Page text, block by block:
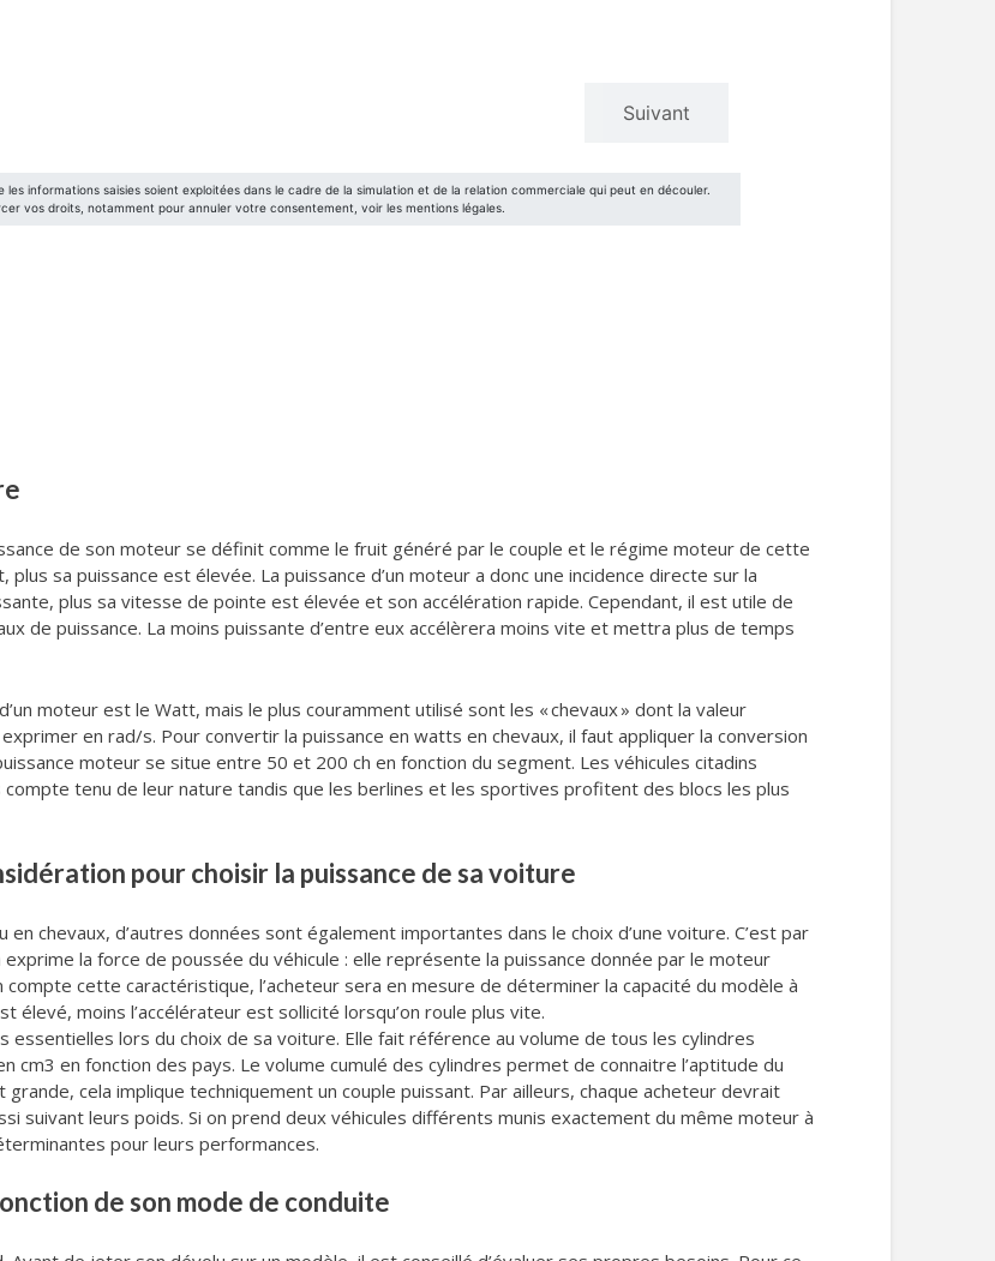
de son moteur se définit comme le fruit généré par le couple et le régime moteur de cette
sa puissance est élevée. La puissance d’un moteur a donc une incidence directe sur la
plus sa vitesse de pointe est élevée et son accélération rapide. Cependant, il est utile de
de puissance. La moins puissante d’entre eux accélèrera moins vite et mettra plus de temps
moteur est le Watt, mais le plus couramment utilisé sont les « chevaux » dont la valeur
en rad/s. Pour convertir la puissance en watts en chevaux, il faut appliquer la conversion
moteur se situe entre 50 et 200 ch en fonction du segment. Les véhicules citadins
tenu de leur nature tandis que les berlines et les sportives profitent des blocs les plus
pour choisir la puissance de sa voiture
chevaux, d’autres données sont également importantes dans le choix d’une voiture. C’est par
la force de poussée du véhicule : elle représente la puissance donnée par le moteur
compte cette caractéristique, l’acheteur sera en mesure de déterminer la capacité du modèle à
moins l’accélérateur est sollicité lorsqu’on roule plus vite.
lors du choix de sa voiture. Elle fait référence au volume de tous les cylindres
en fonction des pays. Le volume cumulé des cylindres permet de connaitre l’aptitude du
cela implique techniquement un couple puissant. Par ailleurs, chaque acheteur devrait
suivant leurs poids. Si on prend deux véhicules différents munis exactement du même moteur à
pour leurs performances.
de son mode de conduite